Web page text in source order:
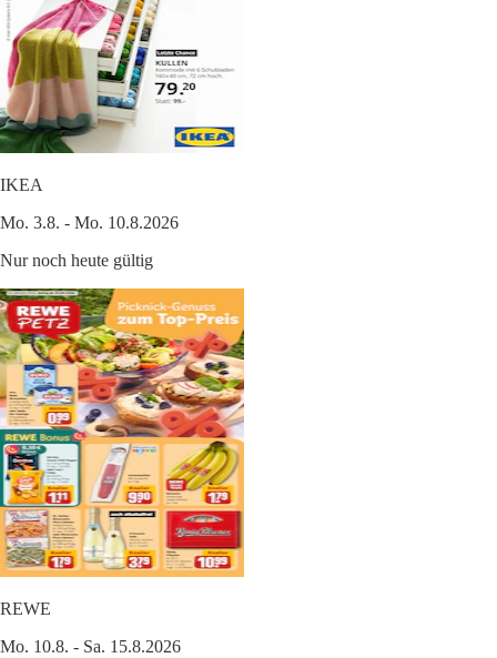
IKEA
Mo. 3.8. - Mo. 10.8.2026
Nur noch heute gültig
REWE
Mo. 10.8. - Sa. 15.8.2026